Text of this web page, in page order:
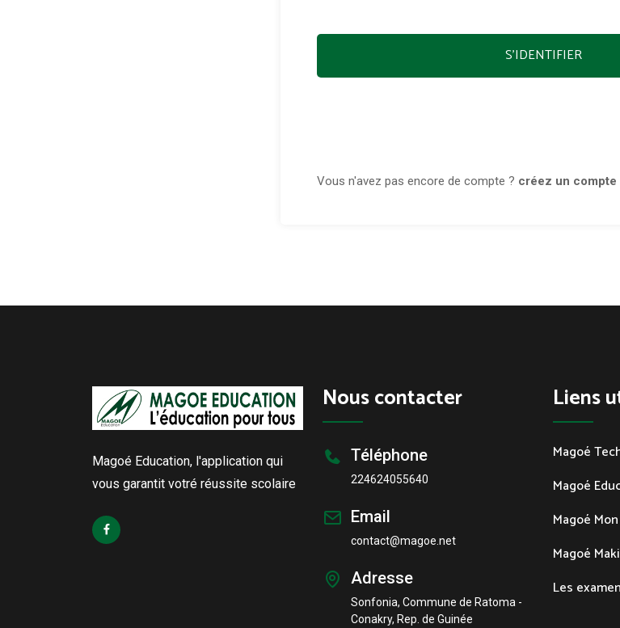
S'IDENTIFIER
Vous n'avez pas encore de compte ? créez un compte
Magoé Education, l'application qui
vous garantit votré réussite scolaire
Nous contacter
Téléphone
224624055640
Email
contact@magoe.net
Adresse
Sonfonia, Commune de Ratoma -
Conakry, Rep. de Guinée
Liens
Magoé
Magoé
Magoé
Magoé
Les